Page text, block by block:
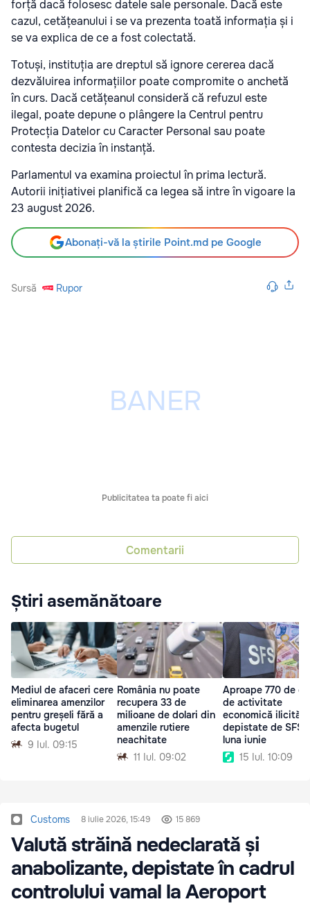
forță dacă folosesc datele sale personale. Dacă este
cazul, cetățeanului i se va prezenta toată informația și i
se va explica de ce a fost colectată.
Totuși, instituția are dreptul să ignore cererea dacă
dezvăluirea informațiilor poate compromite o anchetă
în curs. Dacă cetățeanul consideră că refuzul este
ilegal, poate depune o plângere la Centrul pentru
Protecția Datelor cu Caracter Personal sau poate
contesta decizia în instanță.
Parlamentul va examina proiectul în prima lectură.
Autorii inițiativei planifică ca legea să intre în vigoare la
23 august 2026.
Abonați-vă la știrile Point.md pe Google
Sursă Rupor
Publicitatea ta poate fi aici
Comentarii
Știri asemănătoare
Mediul de afaceri cere
eliminarea amenzilor
pentru greșeli fără a
afecta bugetul
9 Iul. 09:15
România nu poate
recupera 33 de
milioane de dolari din
amenzile rutiere
neachitate
11 Iul. 09:02
Aproape 770 de
de activitate
economică ilicită,
depistate de SFS
luna iunie
15 Iul. 10:09
Customs 8 iulie 2026, 15:49 15 869
Valută străină nedeclarată și
anabolizante, depistate în cadrul
controlului vamal la Aeroport